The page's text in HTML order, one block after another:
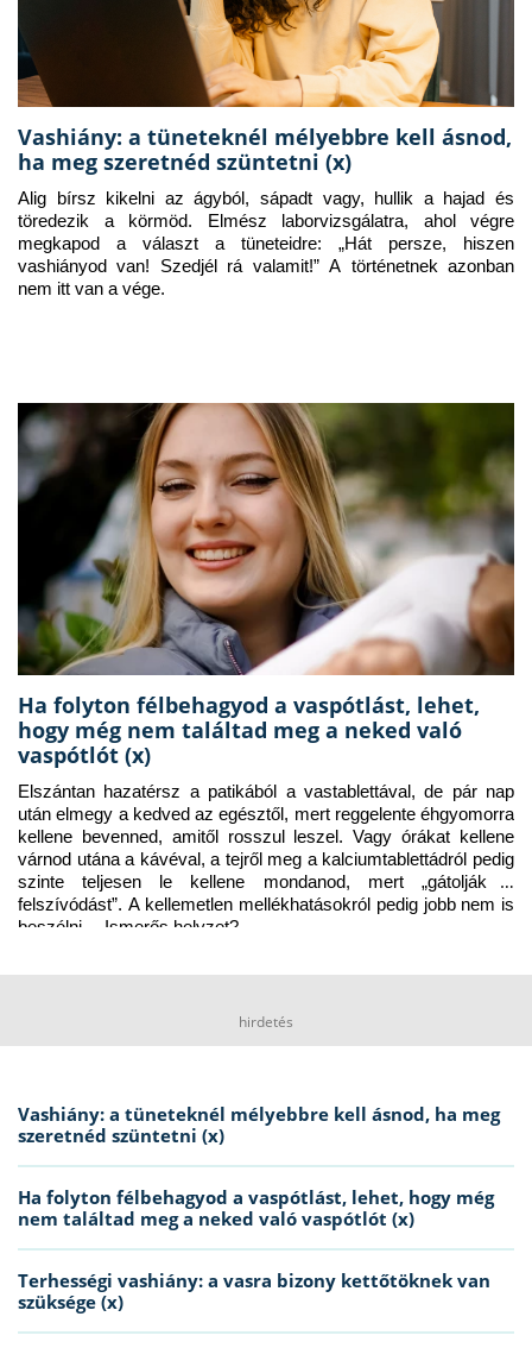
Vashiány: a tüneteknél mélyebbre kell ásnod,
ha meg szeretnéd szüntetni (x)
Alig bírsz kikelni az ágyból, sápadt vagy, hullik a hajad és
töredezik a körmöd. Elmész laborvizsgálatra, ahol végre
megkapod a választ a tüneteidre: „Hát persze, hiszen
vashiányod van! Szedjél rá valamit!” A történetnek azonban
nem itt van a vége.
Ha folyton félbehagyod a vaspótlást, lehet,
hogy még nem találtad meg a neked való
vaspótlót (x)
Elszántan hazatérsz a patikából a vastablettával, de pár nap
után elmegy a kedved az egésztől, mert reggelente éhgyomorra
kellene bevenned, amitől rosszul leszel. Vagy órákat kellene
várnod utána a kávéval, a tejről meg a kalciumtablettádról pedig
szinte teljesen le kellene mondanod, mert „gátolják a
felszívódást”. A kellemetlen mellékhatásokról pedig jobb nem is
beszélni… Ismerős helyzet?
hirdetés
Vashiány: a tüneteknél mélyebbre kell ásnod, ha meg
szeretnéd szüntetni (x)
Ha folyton félbehagyod a vaspótlást, lehet, hogy még
nem találtad meg a neked való vaspótlót (x)
Terhességi vashiány: a vasra bizony kettőtöknek van
szüksége (x)